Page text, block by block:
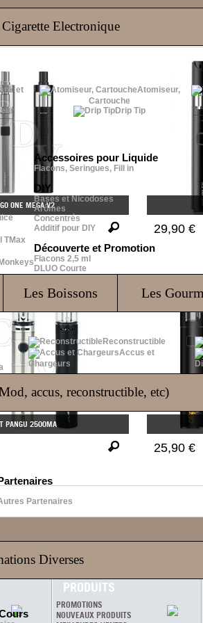
Electronique
et
Atomiseur,
Cartouche
Drip Tip
TMax
Accessoires pour Liquide
Flacons, Seringues, Fill in
DIY
Bases et Nicodoses
Arômes
Concentrés
Additif pour DIY
Découverte et Promotion
Flacons 2,5 ml
DLUO Courte
Les Boissons Les
Reconstructible
Accus et
Chargeurs
accus, reconstructible, etc)
Partenaires
Partenaires
Diverses
ONE MEGA V2
29,90 €
PANGU 2500MA
25,90 €
PRODUITS
PROMOTIONS
NOUVEAUX PRODUITS